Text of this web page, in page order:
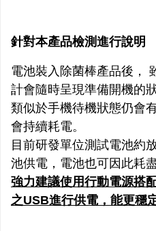
針對本產品檢測進行說明
電池裝入除菌棒產品後，
計會隨時呈現準備開機的
類似於手機待機狀態仍會
會持續耗電。
目前研發單位測試電池約
池供電，電池也可因此耗盡
強力建議使用行動電源搭
之USB進行供電，能更穩